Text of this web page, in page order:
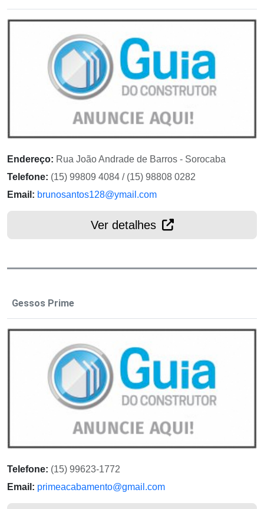
Endereço: Rua João Andrade de Barros - Sorocaba
Telefone: (15) 99809 4084 / (15) 98808 0282
Email: brunosantos128@ymail.com
Ver detalhes
Gessos Prime
Telefone: (15) 99623-1772
Email: primeacabamento@gmail.com